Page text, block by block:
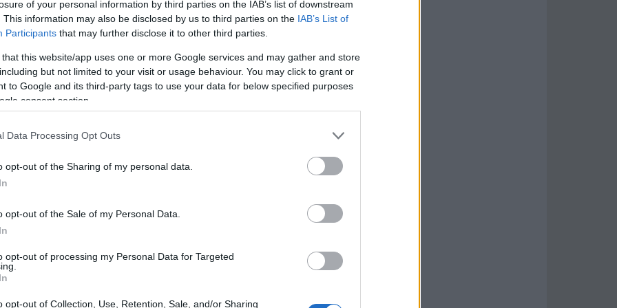
of your personal information by third parties on the IAB’s list of downstream
This information may also be disclosed by us to third parties on the IAB’s List of
Participants that may further disclose it to other third parties.
that this website/app uses one or more Google services and may gather and store
but not limited to your visit or usage behaviour. You may click to grant or
to Google and its third-party tags to use your data for below specified purposes
consent section.
Data Processing Opt Outs
opt-out of the Sharing of my personal data.
opt-out of the Sale of my Personal Data.
opt-out of processing my Personal Data for Targeted
opt-out of Collection, Use, Retention, Sale, and/or Sharing
se non sono a mio agio e non mi diverto
di più è che non posso dare il 100%, se
è meglio stare a casa” ha chiosato